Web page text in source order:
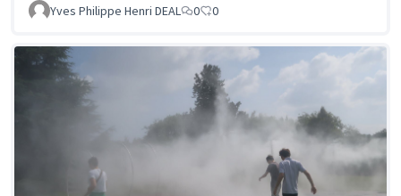
Yves Philippe Henri DEAL
0 0